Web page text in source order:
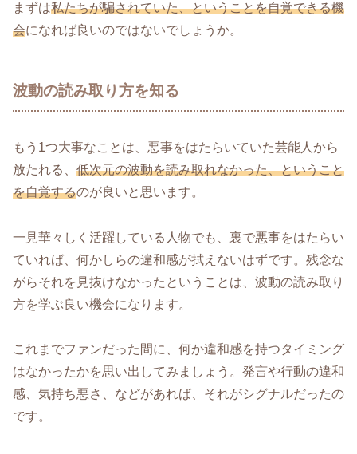
まずは私たちが騙されていた、ということを自覚できる機
会になれば良いのではないでしょうか。
波動の読み取り方を知る
もう1つ大事なことは、悪事をはたらいていた芸能人から
放たれる、 低次元の波動を読み取れなかった、ということ
を自覚するのが良いと思います。
一見華々しく活躍している人物でも、裏で悪事をはたらい
ていれば、何かしらの違和感が拭えないはずです。残念な
がらそれを見抜けなかったということは、波動の読み取り
方を学ぶ良い機会になります。
これまでファンだった間に、何か違和感を持つタイミング
はなかったかを思い出してみましょう。発言や行動の違和
感、気持ち悪さ、などがあれば、それがシグナルだったの
です。